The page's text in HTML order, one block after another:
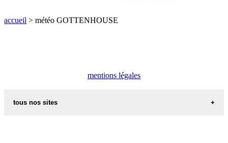
accueil > météo GOTTENHOUSE
mentions légales
tous nos sites